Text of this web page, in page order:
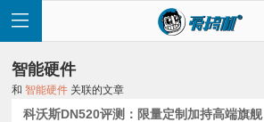
智能硬件
和智能硬件 关联的文章
科沃斯DN520评测：限量定制加持高端旗舰